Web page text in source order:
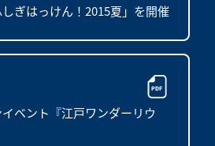
しぎはっけん！2015夏」を開催
ベント『江戸ワンダーリウ